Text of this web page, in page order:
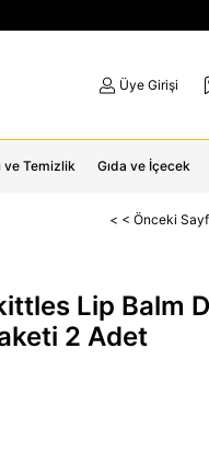
Üye Girişi
ve Temizlik Gıda ve İçecek
< < Önceki
Lip Balm
2 Adet